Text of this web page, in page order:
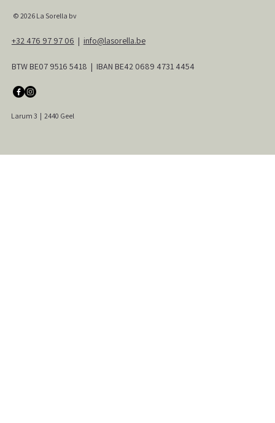
© 2026 La Sorella bv
Larum 3 | 2440 Geel
+32 476 97 97 06 | info@lasorella.be
BTW BE07 9516 5418 | IBAN BE42 0689 4731 4454